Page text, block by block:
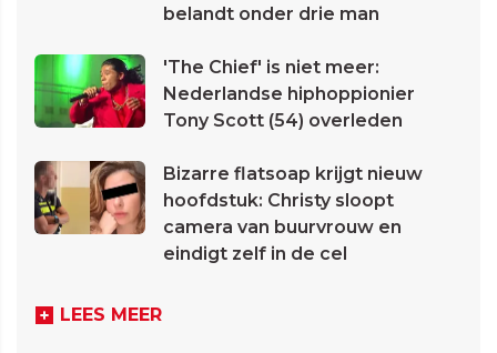
belandt onder drie man
'The Chief' is niet meer:
Nederlandse hiphoppionier
Tony Scott (54) overleden
Bizarre flatsoap krijgt nieuw
hoofdstuk: Christy sloopt
camera van buurvrouw en
eindigt zelf in de cel
LEES MEER